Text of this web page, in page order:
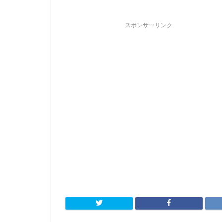
スポンサーリンク